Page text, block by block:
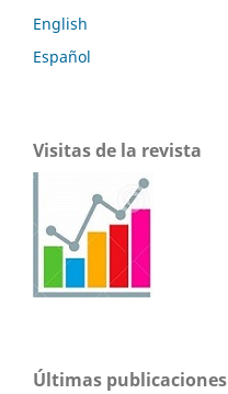
English
Español
Visitas de la revista
Últimas publicaciones